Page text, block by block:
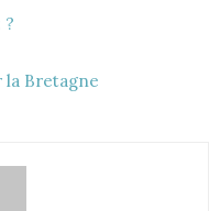
?
la Bretagne